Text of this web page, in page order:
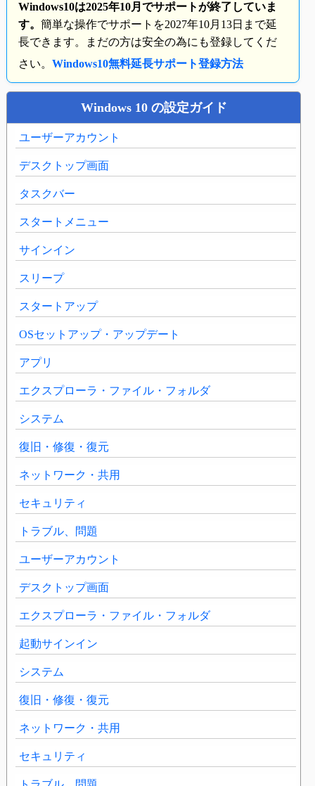
Windows10は2025年10月でサポートが終了していま
す。 簡単な操作でサポートを2027年10月13日まで延
長できます。まだの方は安全の為にも登録してくだ
さい。 Windows10無料延長サポート登録方法
Windows 10 の設定ガイド
ユーザーアカウント
デスクトップ画面
タスクバー
スタートメニュー
サインイン
スリープ
スタートアップ
OSセットアップ・アップデート
アプリ
エクスプローラ・ファイル・フォルダ
システム
復旧・修復・復元
ネットワーク・共用
セキュリティ
トラブル、問題
ユーザーアカウント
デスクトップ画面
エクスプローラ・ファイル・フォルダ
起動サインイン
システム
復旧・修復・復元
ネットワーク・共用
セキュリティ